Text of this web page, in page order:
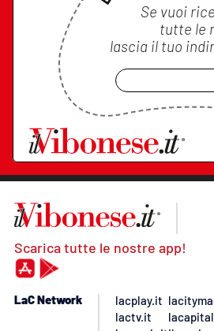
Se vuoi
tutte le
lascia il tuo
Scarica tutte le nostre app!
LaC Network
lacplay.it
lactv.it